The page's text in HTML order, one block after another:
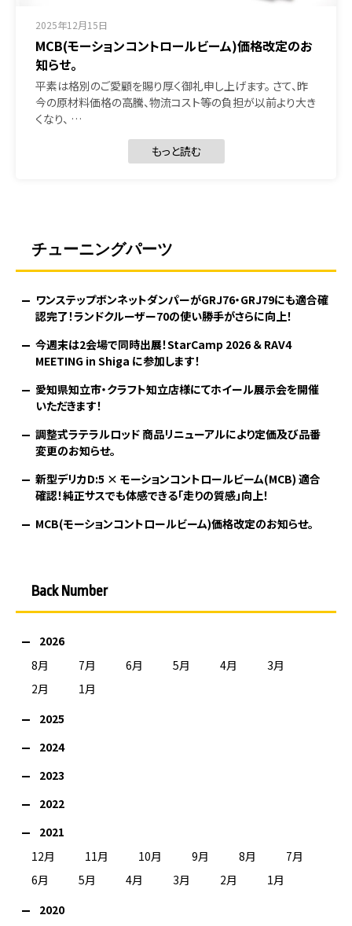
2025年12月15日
MCB(モーションコントロールビーム)価格改定のお
知らせ。
平素は格別のご愛顧を賜り厚く御礼申し上げます。 さて、昨
今の原材料価格の高騰、物流コスト等の負担が以前より大き
くなり、 …
もっと読む
チューニングパーツ
ワンステップボンネットダンパーがGRJ76・GRJ79にも適合確
認完了！ランドクルーザー70の使い勝手がさらに向上！
今週末は2会場で同時出展！StarCamp 2026 ＆ RAV4
MEETING in Shiga に参加します！
愛知県知立市・クラフト知立店様にてホイール展示会を開催
いただきます！
調整式ラテラルロッド 商品リニューアルにより定価及び品番
変更のお知らせ。
新型デリカD:5 × モーションコントロールビーム(MCB) 適合
確認！純正サスでも体感できる「走りの質感」向上！
MCB(モーションコントロールビーム)価格改定のお知らせ。
Back Number
2026
8月
7月 6月 5月 4月
3月
2月
1月
2025
2024
2023
2022
2021
12月
11月 10月 9月 8月
7月
6月
5月 4月 3月 2月
1月
2020